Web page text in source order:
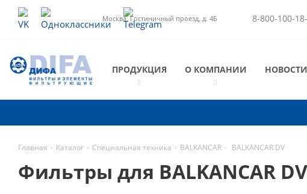
Москва, Гостиничный проезд, д. 4Б 8-800-100-
ПРОДУКЦИЯ О КОМПАНИИ НОВОСТИ
Главная - Каталог - Специальная техника - BALKANCAR - BALKANCAR DV
Фильтры для BALKANCAR